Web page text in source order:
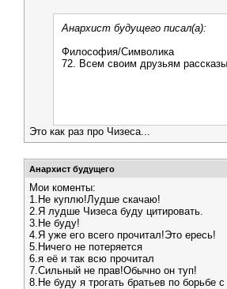
Анархист будущего писал(а):
Философия/Символика
72. Всем своим друзьям
Это как раз про Чизеса...
Анархист будущего
Мои коменты:
1.Не куплю!Лудше скачаю!
2.Я лудше Чизеса буду цитировать.
3.Не буду!
4.Я уже его всего прочитал!Это ересь!
5.Ничего не потеряется
6.я её и так всю прочитал
7.Сильный не прав!Обычно он туп!
8.Не буду я трогать братьев по борьбе